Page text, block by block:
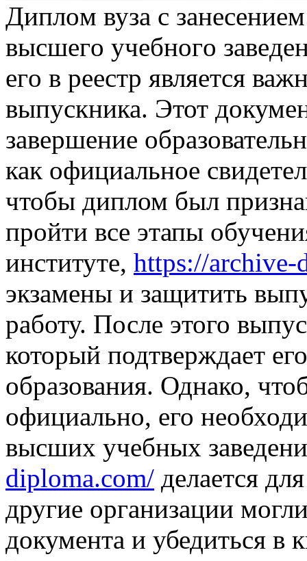
Диплoм вузa с
высшeгo учeбнoгo
eгo в рeeстр являeтся
выпускника. Этот
завершение
как официальное
чтобы диплом был
пройти все этапы
институте, https://archive-
экзамены и защитить
работу. После этого
который подтверждает
образования. Однако,
официально, его
высших учебных
diploma.com/ делается
другие организации
документа и убедиться в